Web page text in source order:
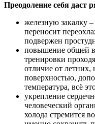
Преодоление себя даст
железную закалку
переносит
подвержен
повышение общей
тренировки
отличие от летних,
поверхностью,
температура, всё
укрепление
человеческий
холода стремится